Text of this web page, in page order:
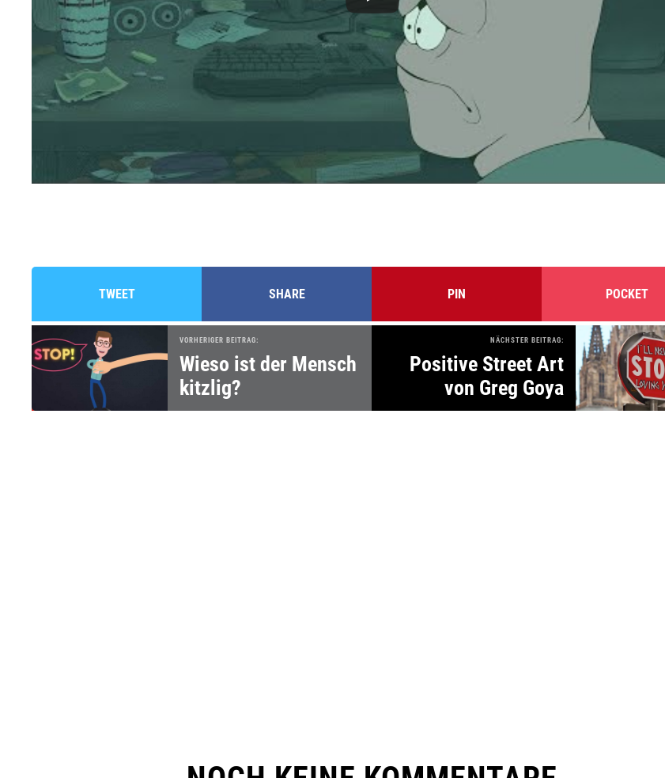
TWEET SHARE PIN POCKET
VORHERIGER BEITRAG:
Wieso ist der Mensch
kitzlig?
NÄCHSTER BEITRAG:
Positive Street Art
von Greg Goya